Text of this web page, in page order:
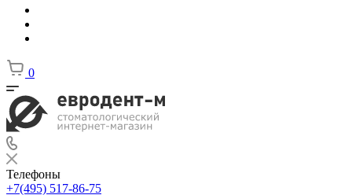
0
Телефоны
+7(495) 517-86-75